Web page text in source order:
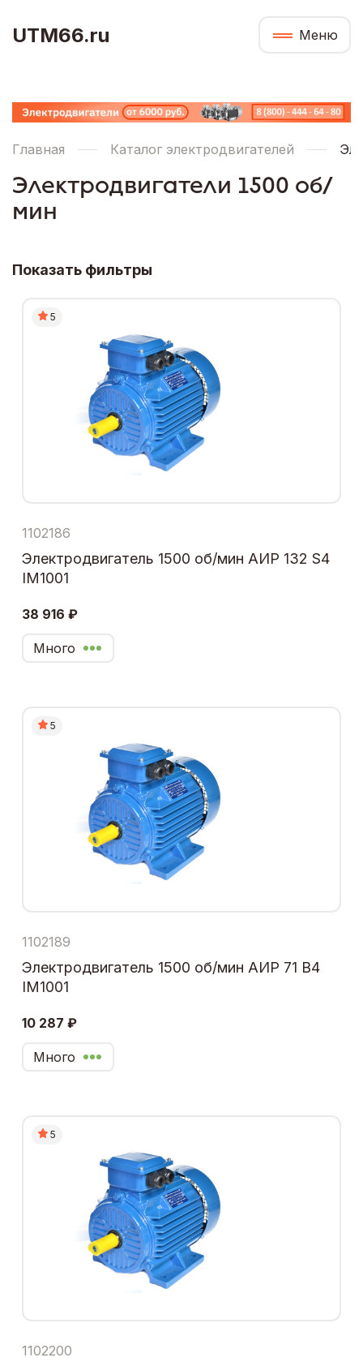
UTM66.ru Меню
Главная Каталог электродвигателей
Электродвигатели 1500 об/
мин
Показать фильтры
5
1102186
Электродвигатель 1500 об/мин АИР 132 S4
IM1001
38 916 ₽
Много
5
1102189
Электродвигатель 1500 об/мин АИР 71 В4
IM1001
10 287 ₽
Много
5
1102200